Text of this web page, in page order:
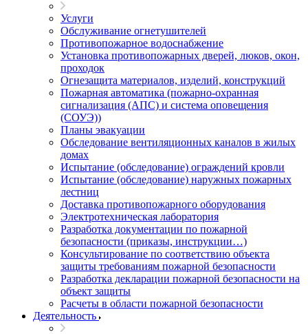
Услуги
Обслуживание огнетушителей
Противопожарное водоснабжение
Установка противопожарных дверей, люков, окон,
проходок
Огнезащита материалов, изделий, конструкций
Пожарная автоматика (пожарно-охранная
сигнализация (АПС) и система оповещения
(СОУЭ))
Планы эвакуации
Обследование вентиляционных каналов в жилых
домах
Испытание (обследование) ограждений кровли
Испытание (обследование) наружных пожарных
лестниц
Доставка противопожарного оборудования
Электротехническая лаборатория
Разработка документации по пожарной
безопасности (приказы, инструкции…)
Консультирование по соответствию объекта
защиты требованиям пожарной безопасности
Разработка декларации пожарной безопасности на
объект защиты
Расчеты в области пожарной безопасности
Деятельность